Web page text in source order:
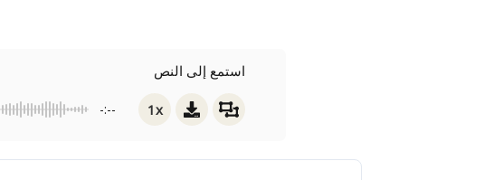
استمع إلى النص
-:-- 1x